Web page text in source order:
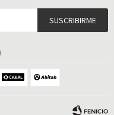
SUSCRIBIRME